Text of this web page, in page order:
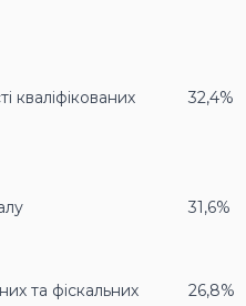
кваліфікованих
32,4%
31,6%
та фіскальних
26,8%